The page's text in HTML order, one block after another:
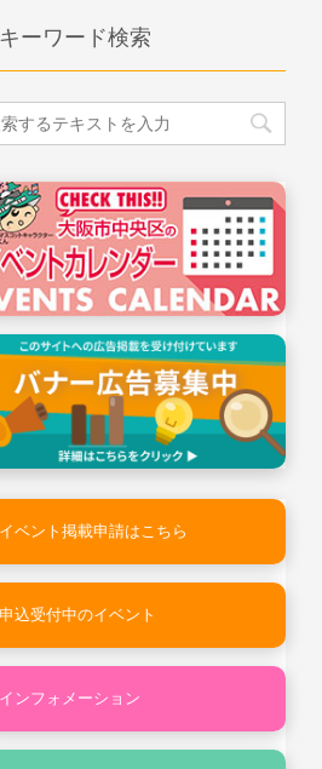
キーワード検索
イベント掲載申請はこちら
申込受付中のイベント
インフォメーション